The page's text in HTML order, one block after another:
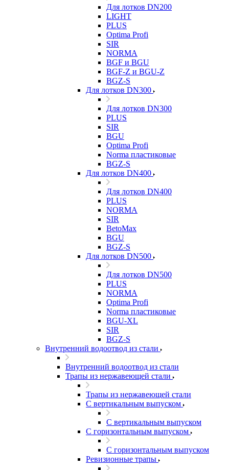
Для лотков DN200
LIGHT
PLUS
Optima Profi
SIR
NORMA
BGF и BGU
BGF-Z и BGU-Z
BGZ-S
Для лотков DN300
Для лотков DN300
PLUS
SIR
BGU
Optima Profi
Norma пластиковые
BGZ-S
Для лотков DN400
Для лотков DN400
PLUS
NORMA
SIR
BetoMax
BGU
BGZ-S
Для лотков DN500
Для лотков DN500
PLUS
NORMA
Optima Profi
Norma пластиковые
BGU-XL
SIR
BGZ-S
Внутренний водоотвод из стали
Внутренний водоотвод из стали
Трапы из нержавеющей стали
Трапы из нержавеющей стали
С вертикальным выпуском
С вертикальным выпуском
С горизонтальным выпуском
С горизонтальным выпуском
Ревизионные трапы